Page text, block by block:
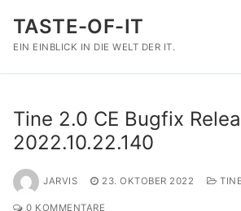
Inhalt
springen
TASTE-OF-IT
EIN EINBLICK IN DIE WELT DER IT.
Tine 2.0 CE Bugfix
2022.10.22.140
JARVIS 23. OKTOBER 2022
0 KOMMENTARE